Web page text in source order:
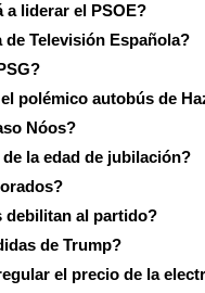
a liderar el PSOE?
Televisión Española?
polémico autobús de
Nóos?
la edad de jubilación?
debilitan al partido?
de Trump?
el precio de la